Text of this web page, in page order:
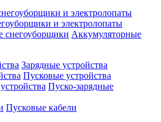
и электролопаты
Аккумуляторные
Зарядные устройства
Пусковые устройства
Пуско-зарядные
Пусковые кабели